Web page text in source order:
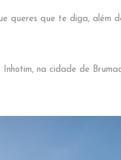
queres que te diga, além
na cidade de